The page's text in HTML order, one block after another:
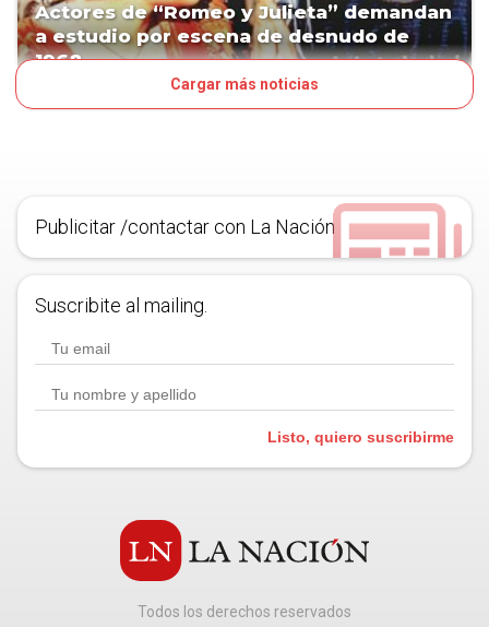
Actores de “Romeo y Julieta” demandan
a estudio por escena de desnudo de
1968
Cargar más noticias
Publicitar /contactar con La Nación
Suscribite al mailing.
Listo, quiero suscribirme
Todos los derechos reservados